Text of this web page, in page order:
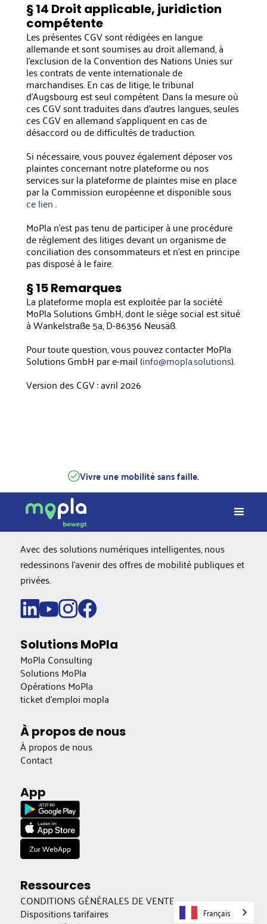
§ 14 Droit applicable, juridiction
compétente
Les présentes CGV sont rédigées en langue
allemande et sont soumises au droit allemand, à
l'exclusion de la Convention des Nations Unies sur
les contrats de vente internationale de
marchandises. En cas de litige, le tribunal
d'Augsbourg est seul compétent. Dans la mesure où
ces CGV sont traduites dans d'autres langues, seules
ces CGV en allemand s'appliquent en cas de
désaccord ou de difficultés de traduction.
Si nécessaire, vous pouvez également déposer vos
plaintes concernant notre plateforme ou nos
services sur la plateforme de plaintes mise en place
par la Commission européenne et disponible sous
ce lien.
MoPla n'est pas tenu de participer à une procédure
de règlement des litiges devant un organisme de
conciliation des consommateurs et n'est en principe
pas disposé à le faire.
§ 15 Remarques
La plateforme mopla est exploitée par la société
MoPla Solutions GmbH, dont le siège social est situé
à Wankelstraße 5a, D-86356 Neusäß.
Pour toute question, vous pouvez contacter MoPla
Solutions GmbH par e-mail (info@mopla.solutions).
Version des CGV : avril 2026
Vivre une mobilité sans faille.
Avec des solutions numériques intelligentes, nous
redessinons l'avenir des offres de mobilité publiques et
privées.
Solutions MoPla
MoPla Consulting
Solutions MoPla
Opérations MoPla
ticket d'emploi mopla
À propos de nous
À propos de nous
Contact
App
Ressources
CONDITIONS GÉNÉRALES DE VENTE
Dispositions tarifaires Français